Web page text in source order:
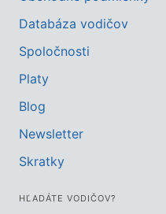
Databáza vodičov
Spoločnosti
Platy
Blog
Newsletter
Skratky
HĽADÁTE VODIČOV?